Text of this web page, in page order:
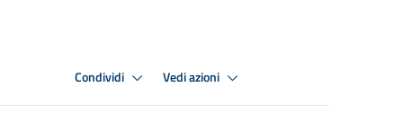
Condividi Vedi azioni